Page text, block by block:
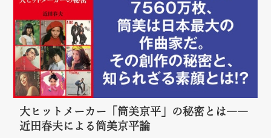
大ヒットメーカー「筒美京平」の秘密とは――
近田春夫による筒美京平論